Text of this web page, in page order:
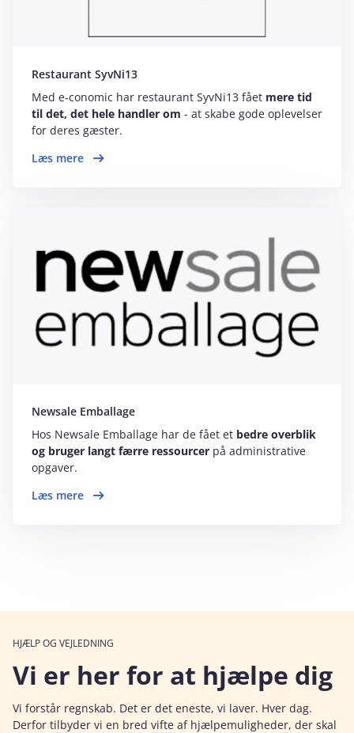
Restaurant SyvNi13
Med e‑conomic har restaurant SyvNi13 fået mere tid
til det, det hele handler om - at skabe gode oplevelser
for deres gæster.
Læs mere
Newsale Emballage
Hos Newsale Emballage har de fået et bedre overblik
og bruger langt færre ressourcer på administrative
opgaver.
Læs mere
HJÆLP OG VEJLEDNING
Vi er her for at hjælpe dig
Vi forstår regnskab. Det er det eneste, vi laver. Hver dag.
Derfor tilbyder vi en bred vifte af hjælpemuligheder, der skal